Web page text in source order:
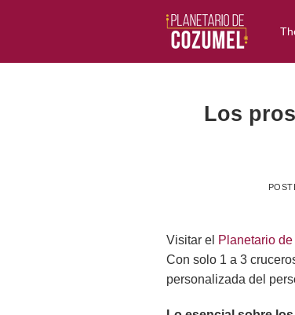
Los
Visitar el Planetario de
Con solo 1 a 3
personalizada del